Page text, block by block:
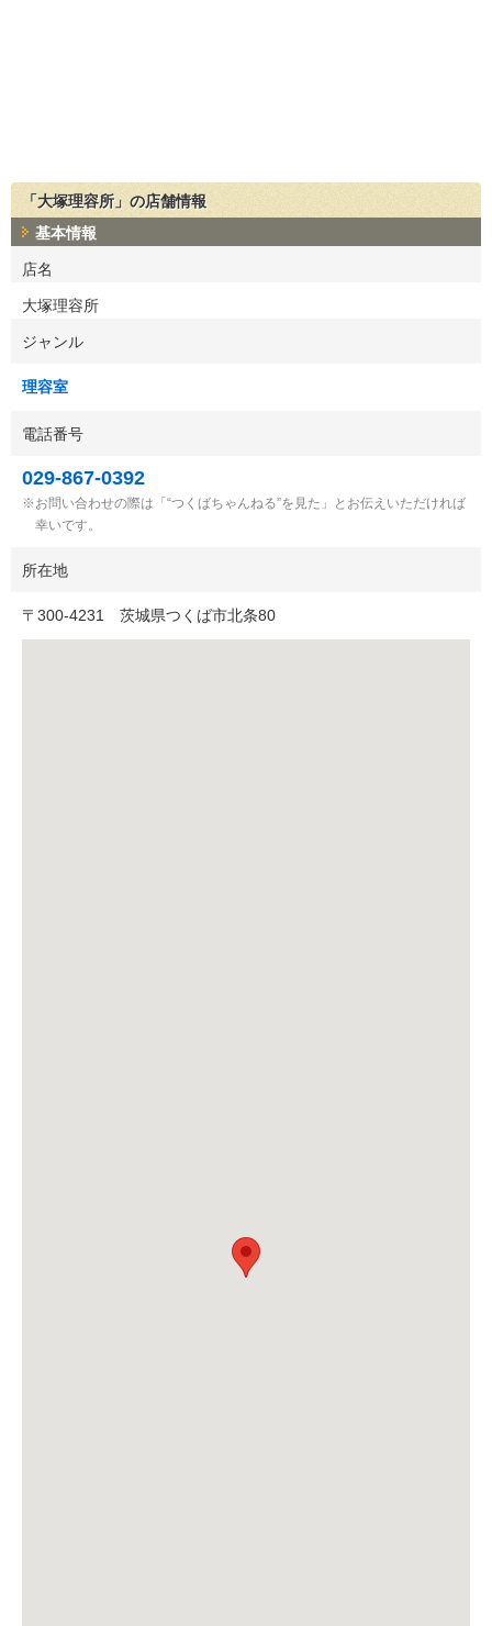
「大塚理容所」の店舗情報
基本情報
店名
大塚理容所
ジャンル
理容室
電話番号
029-867-0392
お問い合わせの際は「“つくばちゃんねる”を見た」とお伝えいただければ
幸いです。
所在地
〒 300-4231 茨城県つくば市北条80